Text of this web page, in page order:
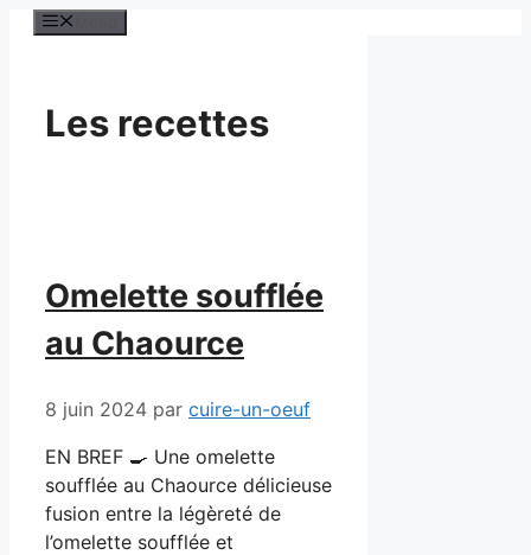
Aller
Les recettes
Omelette soufflée
au Chaource
8 juin 2024 par cuire-un-oeuf
EN BREF 🍳 Une omelette
soufflée au Chaource délicieuse
fusion entre la légèreté de
l’omelette soufflée et